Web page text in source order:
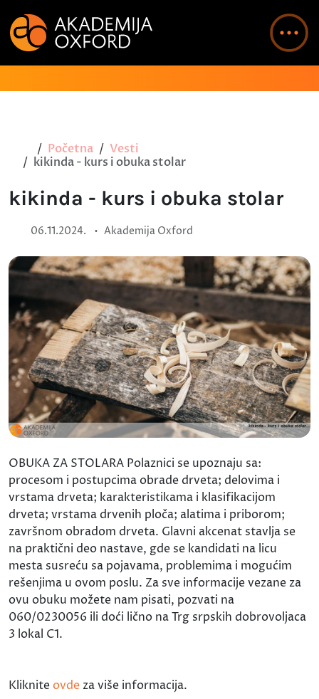
Početna
Vesti
kikinda - kurs i obuka stolar
kikinda - kurs i obuka stolar
06.11.2024. • Akademija Oxford
OBUKA ZA STOLARA Polaznici se upoznaju sa:
procesom i postupcima obrade drveta; delovima i
vrstama drveta; karakteristikama i klasifikacijom
drveta; vrstama drvenih ploča; alatima i priborom;
završnom obradom drveta. Glavni akcenat stavlja se
na praktični deo nastave, gde se kandidati na licu
mesta susreću sa pojavama, problemima i mogućim
rešenjima u ovom poslu. Za sve informacije vezane za
ovu obuku možete nam pisati, pozvati na
060/0230056 ili doći lično na Trg srpskih dobrovoljaca
3 lokal C1.
Kliknite ovde za više informacija.